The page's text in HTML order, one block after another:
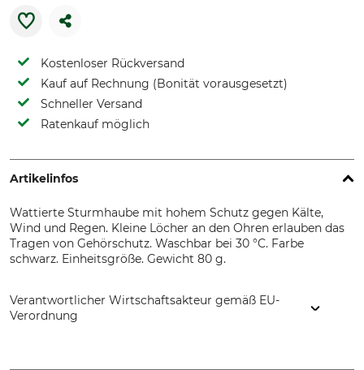
Kostenloser Rückversand
Kauf auf Rechnung (Bonität vorausgesetzt)
Schneller Versand
Ratenkauf möglich
Artikelinfos
Wattierte Sturmhaube mit hohem Schutz gegen Kälte,
Wind und Regen. Kleine Löcher an den Ohren erlauben das
Tragen von Gehörschutz. Waschbar bei 30 °C. Farbe
schwarz. Einheitsgröße. Gewicht 80 g.
Verantwortlicher Wirtschaftsakteur gemäß EU-
Verordnung